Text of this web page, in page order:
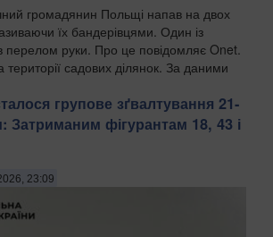
громадянин Польщі напав на двох
їх бандерівцями. Один із
перелом руки. Про це повідомляє Onet.
садових ділянок. За даними
групове зґвалтування 21-
Затриманим фігурантам 18, 43 і
23:09